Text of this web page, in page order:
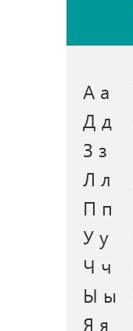
А а
Д д
З з
Л л
П п
У у
Ч ч
Ы ы
Я я